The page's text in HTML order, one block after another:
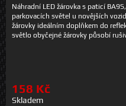
Náhradní LED žárovka s paticí
parkovacích světel u novějších
žárovky ideálním doplňkem do
světlo obyčejné žárovky působí
rozměry: ø 10 mm, délka 27 mm -
158 Kč
Skladem